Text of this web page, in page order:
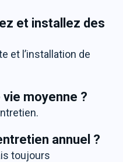
et installez des
et l’installation de
moyenne ?
annuel ?
toujours